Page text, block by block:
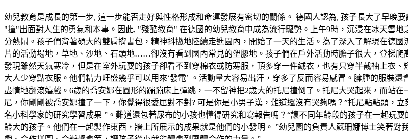
幼兒教育是成長的第一步, 這一步能否走好與性格形成和命運發展有密切的關係。 德國人認為, 孩子長大了早晚
"撞"出面對人生的勇氣和本事。因此, "殘酷教育" 在德國的幼兒教育中成為流行驅勢。上午9時，沉浸在冰天雪
分熱鬧。孩子們背著碩大的雙肩揹書包，精神抖擻地陸續走進園內，開始了一天的生活。為了深入了解現在德
片的活動場地，草地、沙地、石頭地……卻沒有看到國內常見的塑膠地。孩子們在戶外活動時膽子很大，登梯
發現雖然天氣寒冷，但是在室外玩耍的孩子卻看不到穿棉衣或防寒服，頂多穿一件絨衣，也有只穿半截袖上衣
大人少穿點衣服。他們精力旺盛幾乎可以用來‘發電’ 。活動量大容易出汗，穿多了反而容易感冒。臃腫的服裝
盡情地翻滾嬉戲。6歲的喬安娜在圓形的蹦蹦床上彈跳，一不留神把2歲大的托尼撞倒了。托尼大哭起來，而站
尼，你剛剛被喬安娜撞了一下，你覺得很委屈對不對? 可是你是小男子漢，難道還沒有哭夠嗎？”托尼點點頭，
名小科學家的研究學習成果 ”。難道還包著尿布的小孩也懂得研究和寫報告嗎？“讓不同年齡段的孩子在一起玩
齡大的孩子。他們在一起製作東西，牆上所展示的成果就是他們的小發明。 ”幼兒園的負責人蘇珊娜博士笑著